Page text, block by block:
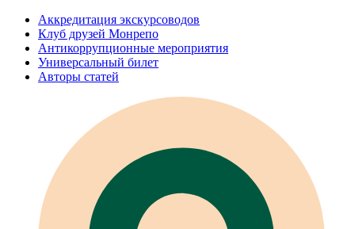
Аккредитация экскурсоводов
Клуб друзей Монрепо
Антикоррупционные мероприятия
Универсальный билет
Авторы статей